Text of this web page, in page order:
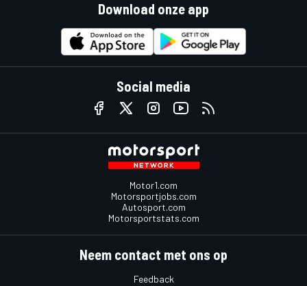
Download onze app
Social media
Motor1.com
Motorsportjobs.com
Autosport.com
Motorsportstats.com
Neem contact met ons op
Feedback